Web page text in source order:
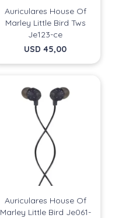
Auriculares House Of
Marley Little Bird Tws
Je123-ce
USD 45,00
Auriculares House Of
Marley Little Bird Je061-